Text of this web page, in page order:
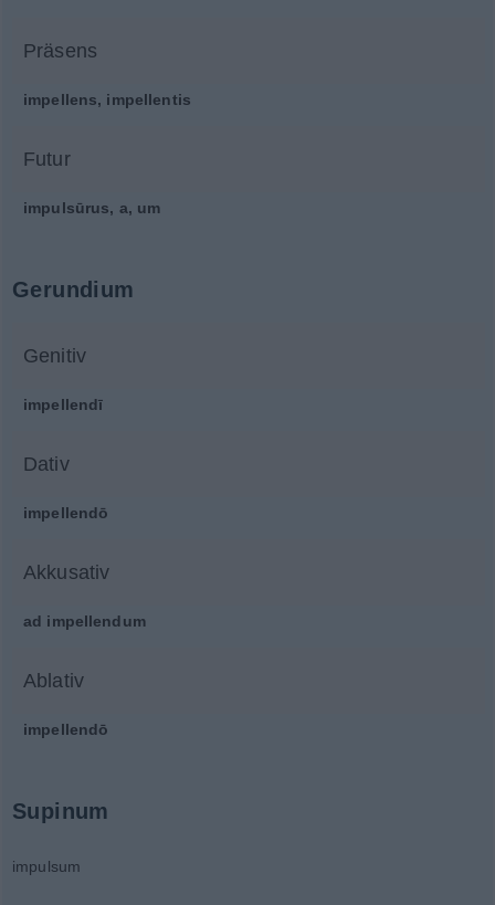
Präsens
impellens, impellentis
Futur
impulsūrus, a, um
Gerundium
Genitiv
impellendī
Dativ
impellendō
Akkusativ
ad impellendum
Ablativ
impellendō
Supinum
impulsum